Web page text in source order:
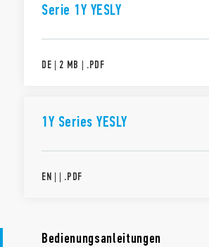
Serie 1Y YESLY
DE | 2 MB | .PDF
1Y Series YESLY
EN | | .PDF
Bedienungsanleitungen